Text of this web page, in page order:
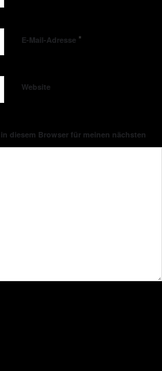
E-Mail-Adresse *
Website
diesem Browser für meinen nächsten